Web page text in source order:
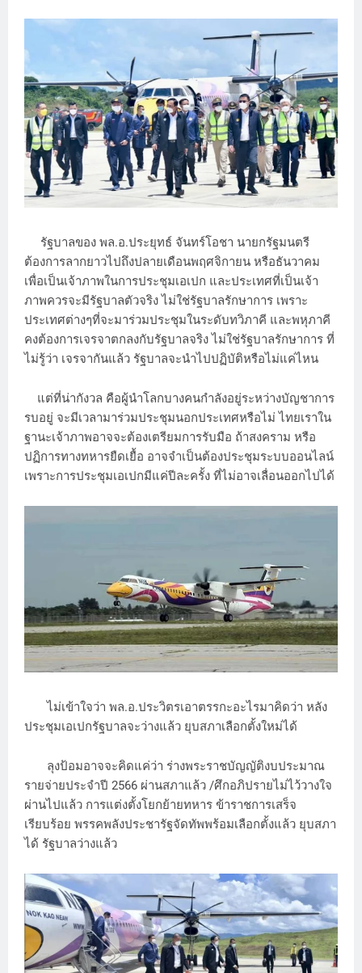
รัฐบาลของ พล.อ.ประยุทธ์ จันทร์โอชา นายกรัฐมนตรี
ต้องการลากยาวไปถึงปลายเดือนพฤศจิกายน หรือธันวาคม
เพื่อเป็นเจ้าภาพในการประชุมเอเปก และประเทศที่เป็นเจ้า
ภาพควรจะมีรัฐบาลตัวจริง ไม่ใช่รัฐบาลรักษาการ เพราะ
ประเทศต่างๆที่จะมาร่วมประชุมในระดับทวิภาคี และพหุภาคี
คงต้องการเจรจาตกลงกับรัฐบาลจริง ไม่ใช่รัฐบาลรักษาการ ที่
ไม่รู้ว่า เจรจากันแล้ว รัฐบาลจะนำไปปฏิบัติหรือไม่แค่ไหน
แต่ที่น่ากังวล คือผู้นำโลกบางคนกำลังอยู่ระหว่างบัญชาการ
รบอยู่ จะมีเวลามาร่วมประชุมนอกประเทศหรือไม่ ไทยเราใน
ฐานะเจ้าภาพอาจจะต้องเตรียมการรับมือ ถ้าสงคราม หรือ
ปฏิการทางทหารยืดเยื้อ อาจจำเป็นต้องประชุมระบบออนไลน์
เพราะการประชุมเอเปกมีแค่ปีละครั้ง ที่ไม่อาจเลื่อนออกไปได้
ไม่เข้าใจว่า พล.อ.ประวิตรเอาตรรกะอะไรมาคิดว่า หลัง
ประชุมเอเปกรัฐบาลจะว่างแล้ว ยุบสภาเลือกตั้งใหม่ได้
ลุงป้อมอาจจะคิดแค่ว่า ร่างพระราชบัญญัติงบประมาณ
รายจ่ายประจำปี 2566 ผ่านสภาแล้ว /ศึกอภิปรายไม่ไว้วางใจ
ผ่านไปแล้ว การแต่งตั้งโยกย้ายทหาร ข้าราชการเสร็จ
เรียบร้อย พรรคพลังประชารัฐจัดทัพพร้อมเลือกตั้งแล้ว ยุบสภา
ได้ รัฐบาลว่างแล้ว